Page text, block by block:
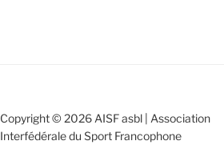
Copyright © 2026 AISF asbl | Association
Interfédérale du Sport Francophone